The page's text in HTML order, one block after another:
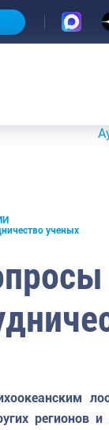
ученых
регионов